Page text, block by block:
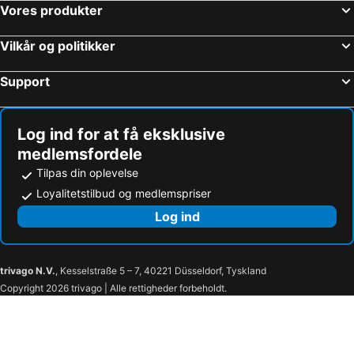
Vores produkter
Vilkår og politikker
Support
Log ind for at få eksklusive
medlemsfordele
Tilpas din oplevelse
Loyalitetstilbud og medlemspriser
Log ind
trivago N.V., Kesselstraße 5 – 7, 40221 Düsseldorf, Tyskland
Copyright 2026 trivago | Alle rettigheder forbeholdt.